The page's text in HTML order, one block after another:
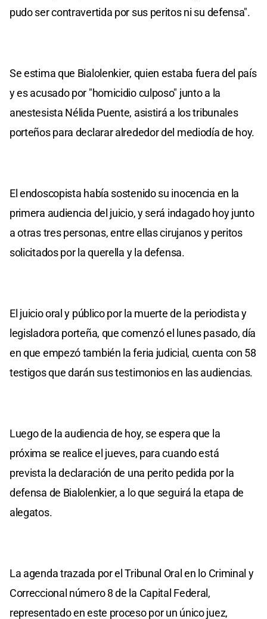
pudo ser contravertida por sus peritos ni su defensa".
Se estima que Bialolenkier, quien estaba fuera del país
y es acusado por "homicidio culposo" junto a la
anestesista Nélida Puente, asistirá a los tribunales
porteños para declarar alrededor del mediodía de hoy.
El endoscopista había sostenido su inocencia en la
primera audiencia del juicio, y será indagado hoy junto
a otras tres personas, entre ellas cirujanos y peritos
solicitados por la querella y la defensa.
El juicio oral y público por la muerte de la periodista y
legisladora porteña, que comenzó el lunes pasado, día
en que empezó también la feria judicial, cuenta con 58
testigos que darán sus testimonios en las audiencias.
Luego de la audiencia de hoy, se espera que la
próxima se realice el jueves, para cuando está
prevista la declaración de una perito pedida por la
defensa de Bialolenkier, a lo que seguirá la etapa de
alegatos.
La agenda trazada por el Tribunal Oral en lo Criminal y
Correccional número 8 de la Capital Federal,
representado en este proceso por un único juez,